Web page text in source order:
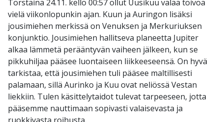
Torstaina 24.11. kello 00:57 ollut Uusikuu valaa toivoa
vielä viikonlopunkin ajan. Kuun ja Auringon lisäksi
jousimiehen merkissä on Venuksen ja Merkuriuksen
konjunktio. Jousimiehen hallitseva planeetta Jupiter
alkaa lämmetä perääntyvän vaiheen jälkeen, kun se
pikkuhiljaa pääsee luontaiseen liikkeeseensä. On hyvä
tarkistaa, että jousimiehen tuli pääsee maltillisesti
palamaan, sillä Aurinko ja Kuu ovat neliössä Vestan
liekkiin. Tulen käsittelytaidot tulevat tarpeeseen, jotta
pääsemme nauttimaan sopivasti valaisevasta ja
ruokkivasta roihusta.